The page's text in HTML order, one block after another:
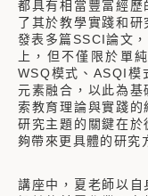
都具有相當豐富經
了其於教學實踐和
發表多篇SSCI論文
上，但不僅限於單
WSQ模式、ASQI模
元素融合，以此為
索教育理論與實踐
研究主題的關鍵在
夠帶來更具體的研究
講座中，夏老師以